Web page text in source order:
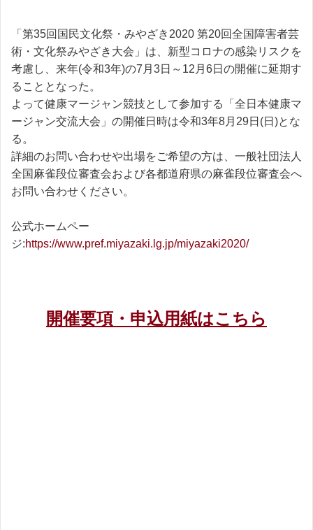
「第35回国民文化祭・みやざき2020 第20回全国障害者芸
術・文化祭みやざき大会」は、新型コロナの感染リスクを
考慮し、来年(令和3年)の7月3日～12月6日の開催に延期す
ることとなった。
よって健康マージャン競技として参加する「全日本健康マ
ージャン交流大会」の開催日時は令和3年8月29日(日)とな
る。
詳細のお問い合わせや出場をご希望の方は、一般社団法人
全国麻雀段位審査会および各都道府県の麻雀段位審査会へ
お問い合わせください。
公式ホームペー
ジ:https://www.pref.miyazaki.lg.jp/miyazaki2020/
開催要項・申込用紙はこちら